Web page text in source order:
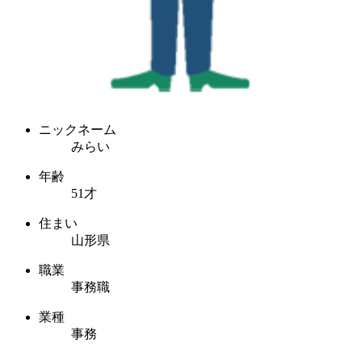
ニックネーム
みらい
年齢
51才
住まい
山形県
職業
事務職
業種
事務